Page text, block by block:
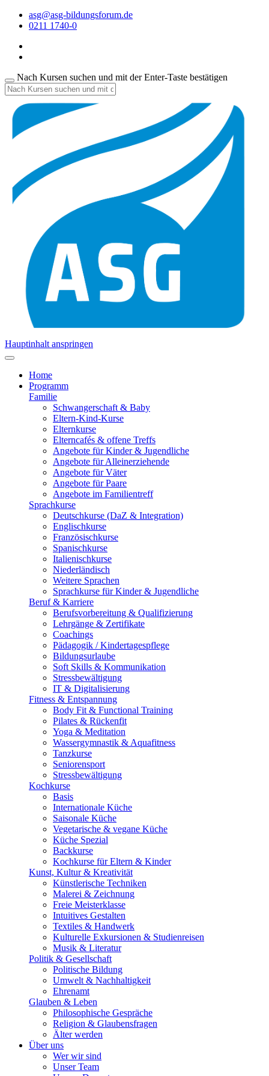
asg@asg-bildungsforum.de
0211 1740-0
Nach Kursen suchen und mit der Enter-Taste bestätigen
Hauptinhalt anspringen
Home
Programm
Familie
Schwangerschaft & Baby
Eltern-Kind-Kurse
Elternkurse
Elterncafés & offene Treffs
Angebote für Kinder & Jugendliche
Angebote für Alleinerziehende
Angebote für Väter
Angebote für Paare
Angebote im Familientreff
Sprachkurse
Deutschkurse (DaZ & Integration)
Englischkurse
Französischkurse
Spanischkurse
Italienischkurse
Niederländisch
Weitere Sprachen
Sprachkurse für Kinder & Jugendliche
Beruf & Karriere
Berufsvorbereitung & Qualifizierung
Lehrgänge & Zertifikate
Coachings
Pädagogik / Kindertagespflege
Bildungsurlaube
Soft Skills & Kommunikation
Stressbewältigung
IT & Digitalisierung
Fitness & Entspannung
Body Fit & Functional Training
Pilates & Rückenfit
Yoga & Meditation
Wassergymnastik & Aquafitness
Tanzkurse
Seniorensport
Stressbewältigung
Kochkurse
Basis
Internationale Küche
Saisonale Küche
Vegetarische & vegane Küche
Küche Spezial
Backkurse
Kochkurse für Eltern & Kinder
Kunst, Kultur & Kreativität
Künstlerische Techniken
Malerei & Zeichnung
Freie Meisterklasse
Intuitives Gestalten
Textiles & Handwerk
Kulturelle Exkursionen & Studienreisen
Musik & Literatur
Politik & Gesellschaft
Politische Bildung
Umwelt & Nachhaltigkeit
Ehrenamt
Glauben & Leben
Philosophische Gespräche
Religion & Glaubensfragen
Älter werden
Über uns
Wer wir sind
Unser Team